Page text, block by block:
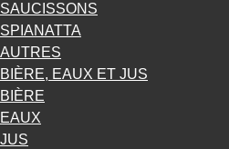
SAUCISSONS
SPIANATTA
AUTRES
BIÈRE, EAUX ET JUS
BIÈRE
EAUX
JUS